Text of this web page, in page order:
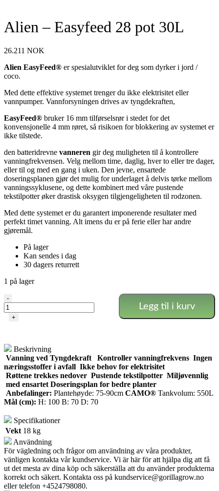
Alien – Easyfeed 28 pot 30L
26.211 NOK
Alien EasyFeed® er spesialutviklet for deg som dyrker i jord /
coco.
Med dette effektive systemet trenger du ikke elektrisitet eller
vannpumper. Vannforsyningen drives av tyngdekraften,
EasyFeed® bruker 16 mm tilførselsrør i stedet for det
konvensjonelle 4 mm røret, så risikoen for blokkering av systemet er
ikke tilstede.
den batteridrevne vanneren gir deg muligheten til å kontrollere
vanningfrekvensen. Velg mellom time, daglig, hver to eller tre dager,
eller til og med en gang i uken. Den jevne, ensartede
doseringsplanen gjør det mulig for underlaget å delvis tørke mellom
vanningssyklusene, og dette kombinert med våre pustende
tekstilpotter øker drastisk oksygen tilgjengeligheten til rodzonen.
Med dette systemet er du garantert imponerende resultater med
perfekt timet vanning. Alt imens du er på ferie eller har andre
gjøremål.
På lager
Kan sendes i dag
30 dagers returrett
1 på lager
Alien
Easyfeed
antall
-
+
Legg til i kurv
Beskrivning
Vanning ved Tyngdekraft
Kontroller vanningfrekvens Ingen
næringsstoffer i avfall Ikke behov for elektrisitet
Røttene trekkes nedover Pustende tekstilpotter Miljøvennlig
med ensartet Doseringsplan for bedre planter
Anbefalinger: Plantehøyde: 75-90cm CAMO® Tankvolum: 550L
Mål (cm): H: 100 B: 70 D: 70
Specifikationer
Vekt 18 kg
Användning
För vägledning och frågor om användning av våra produkter,
vänligen kontakta vår kundservice. Vi är här för att hjälpa dig att få
ut det mesta av dina köp och säkerställa att du använder produkterna
korrekt och säkert. Kontakta oss på kundservice@gorillagrow.no
eller telefon +4524798080.